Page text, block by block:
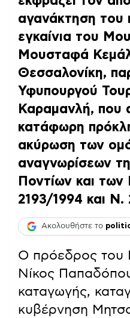
αγανάκτηση του
εγκαίνια του
Μουσταφά
Θεσσαλονίκη,
Υφυπουργού
Καραμανλή, που
κατάφωρη
ακύρωση των
αναγνωρίσεων
Ποντίων και
2193/1994 και
Ακολουθήστε το
Ο πρόεδρος του
Νίκος
καταγωγής,
κυβέρνηση